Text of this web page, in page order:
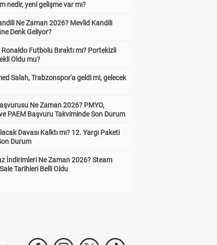
nedir, yeni gelişme var mı?
Ne Zaman 2026? Mevlid Kandili
Denk Geliyor?
Futbolu Bıraktı mı? Portekizli
Oldu mu?
Salah, Trabzonspor'a geldi mi, gelecek
Ne Zaman 2026? PMYO,
PAEM Başvuru Takviminde Son Durum
Davası Kalktı mı? 12. Yargı Paketi
Durum
İndirimleri Ne Zaman 2026? Steam
Tarihleri Belli Oldu